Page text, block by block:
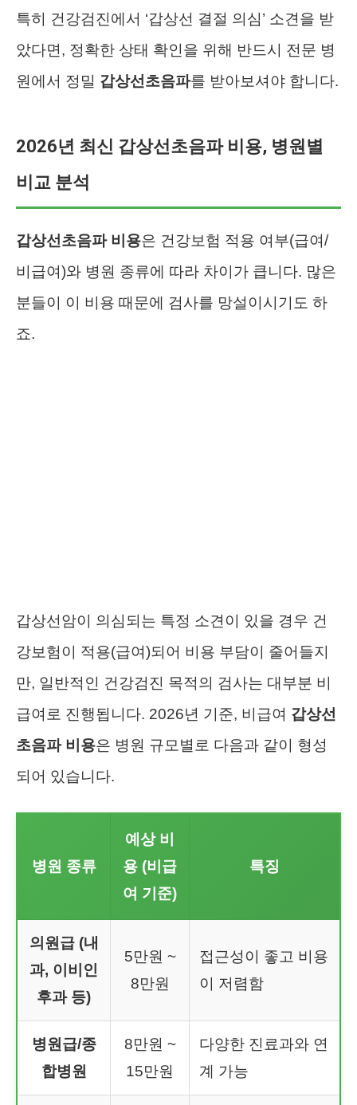
특히 건강검진에서 ‘갑상선 결절 의심’ 소견을 받
았다면, 정확한 상태 확인을 위해 반드시 전문 병
원에서 정밀 갑상선초음파를 받아보셔야 합니다.
2026년 최신 갑상선초음파 비용, 병원별
비교 분석
갑상선초음파 비용은 건강보험 적용 여부(급여/
비급여)와 병원 종류에 따라 차이가 큽니다. 많은
분들이 이 비용 때문에 검사를 망설이시기도 하
죠.
갑상선암이 의심되는 특정 소견이 있을 경우 건
강보험이 적용(급여)되어 비용 부담이 줄어들지
만, 일반적인 건강검진 목적의 검사는 대부분 비
급여로 진행됩니다. 2026년 기준, 비급여 갑상선
초음파 비용은 병원 규모별로 다음과 같이 형성
되어 있습니다.
병원 종류
예상 비
용 (비급
여 기준)
특징
의원급 (내
과, 이비인
후과 등)
5만원 ~
8만원
접근성이 좋고 비용
이 저렴함
병원급/종
합병원
8만원 ~
15만원
다양한 진료과와 연
계 가능